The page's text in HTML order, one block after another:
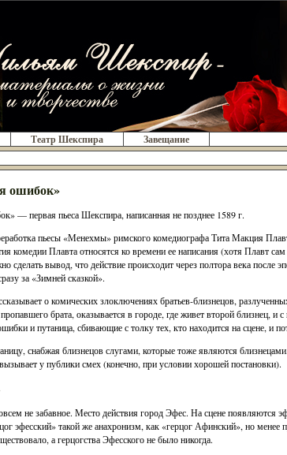
Театр Шекспира Завещание
ошибок»
— первая пьеса Шекспира, написанная не позднее 1589 г.
пьесы «Менехмы» римского комедиографа Тита Макция
комедии Плавта относятся ко времени ее написания (хотя Плавт
сделать вывод, что действие происходит через полтора века после
за «Зимней сказкой».
о комических злоключениях братьев-близнецов,
брата, оказывается в городе, где живет второй близнец, и
и путаница, сбивающие с толку тех, кто находится на сцене, и
снабжая близнецов слугами, которые тоже являются
у публики смех (конечно, при условии хорошей постановки).
не забавное. Место действия город Эфес. На сцене появляются
эфесский» такой же анахронизм, как «герцог Афинский», но менее
а герцогства Эфесского не было никогда.